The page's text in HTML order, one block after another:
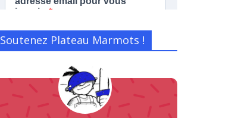
Soutenez Plateau Marmots !